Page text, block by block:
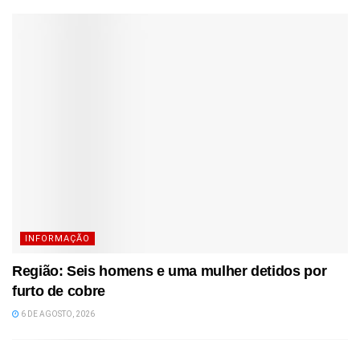
INFORMAÇÃO
Região: Seis homens e uma mulher detidos por
furto de cobre
6 DE AGOSTO, 2026